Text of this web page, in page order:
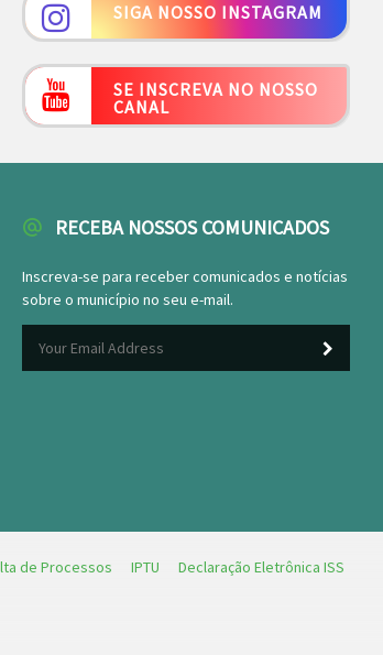
SIGA NOSSO INSTAGRAM
SE INSCREVA NO NOSSO
CANAL
RECEBA NOSSOS COMUNICADOS
Inscreva-se para receber comunicados e notícias
sobre o município no seu e-mail.
de Processos IPTU
Declaração Eletrônica ISS